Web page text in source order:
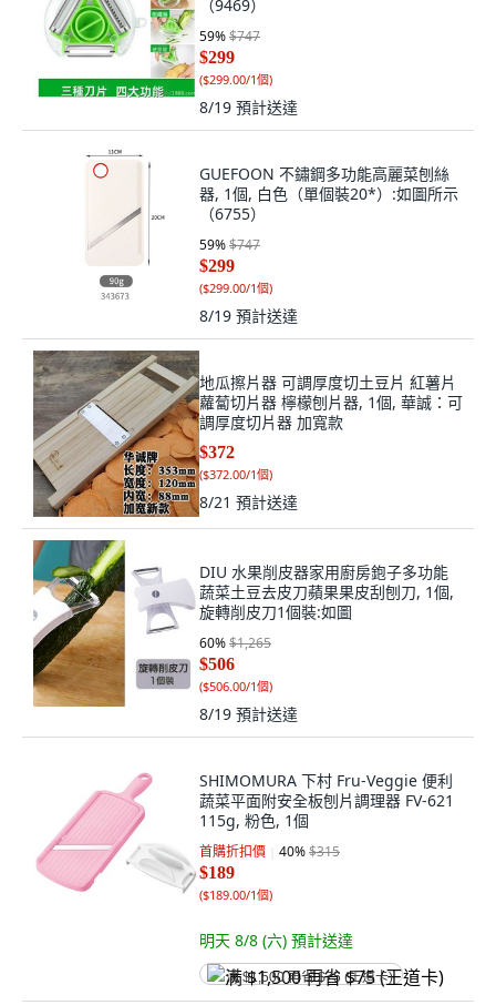
（9469）
59%$747
$299
($299.00/1個)
8/19 預計送達
GUEFOON 不鏽鋼多功能高麗菜刨絲
器, 1個, 白色（單個裝20*）:如圖所示
（6755）
59%$747
$299
($299.00/1個)
8/19 預計送達
地瓜擦片器 可調厚度切土豆片 紅薯片
蘿蔔切片器 檸檬刨片器, 1個, 華誠：可
調厚度切片器 加寬款
$372
($372.00/1個)
8/21 預計送達
DIU 水果削皮器家用廚房鉋子多功能
蔬菜土豆去皮刀蘋果果皮刮刨刀, 1個,
旋轉削皮刀1個裝:如圖
60%$1,265
$506
($506.00/1個)
8/19 預計送達
SHIMOMURA 下村 Fru-Veggie 便利
蔬菜平面附安全板刨片調理器 FV-621
115g, 粉色, 1個
首購折扣價 40%$315
$189
($189.00/1個)
明天 8/8 (六) 預計送達
满 $1,500 再省 $75 (王道卡)